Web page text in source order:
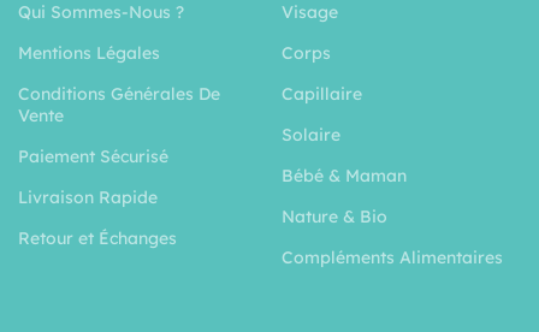
Qui Sommes-Nous ?
Mentions Légales
Conditions Générales De
Vente
Paiement Sécurisé
Livraison Rapide
Retour et Échanges
Visage
Corps
Capillaire
Solaire
Bébé & Maman
Nature & Bio
Compléments Alimentaires